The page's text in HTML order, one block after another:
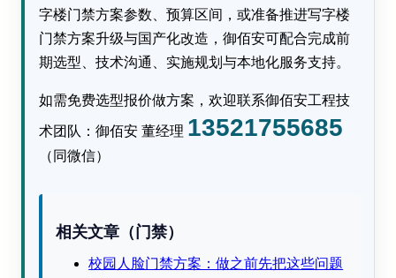
字楼门禁方案参数、预算区间，或准备推进写字楼
门禁方案升级与国产化改造，御佰安可配合完成前
期选型、技术沟通、实施规划与本地化服务支持。
如需免费选型报价做方案，欢迎联系御佰安工程技
术团队：御佰安 董经理 13521755685
（同微信）
相关文章（门禁）
校园人脸门禁方案：做之前先把这些问题